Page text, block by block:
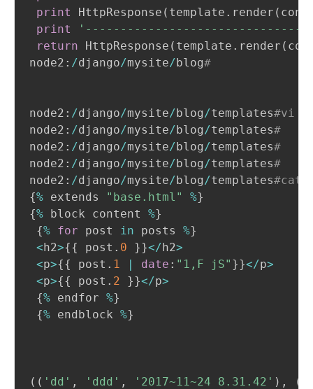
print
HttpResponse ( template . render (
print
return HttpResponse ( template . render (
node2: /django/mysite/blog#
node2: /django/mysite/blog/templates#vi
node2: /django/mysite/blog/templates#
node2: /django/mysite/blog/templates#
node2: /django/mysite/blog/templates#
node2: /django/mysite/blog/templates#cat
{% extends "base.html" %}
{% block content %}
{% for post in posts %}
<h2>{{ post . 0 }}</h2>
<p>{{ post . 1 | date : "1,F jS" }}</p>
<p>{{ post . 2 }}</p>
{% endfor %}
{% endblock %}
( ( 'dd' , 'ddd' , '2017~11~24 8.31.42' ) , (